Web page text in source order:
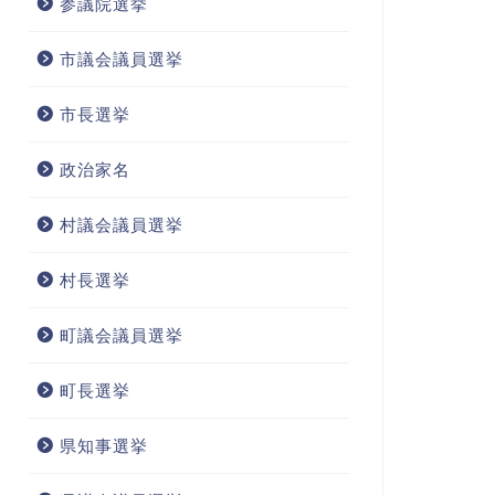
参議院選挙
市議会議員選挙
市長選挙
政治家名
村議会議員選挙
村長選挙
町議会議員選挙
町長選挙
県知事選挙